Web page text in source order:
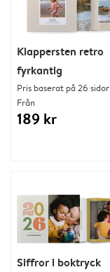
Klappersten retro
fyrkantig
Pris baserat på 26 sidor
Från
189 kr
Siffror i boktryck